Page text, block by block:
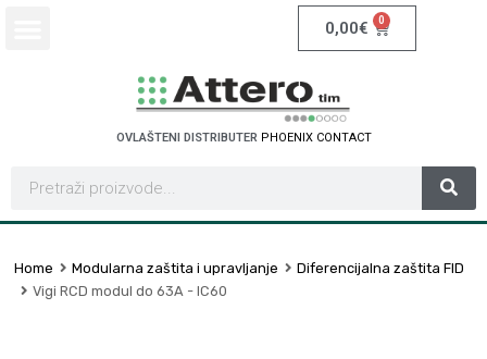
0,00€ 0
OVLAŠTENI DISTRIBUTER PHOENIX CONTACT
Home Modularna zaštita i upravljanje
Diferencijalna zaštita FID
Vigi RCD modul do 63A - IC60